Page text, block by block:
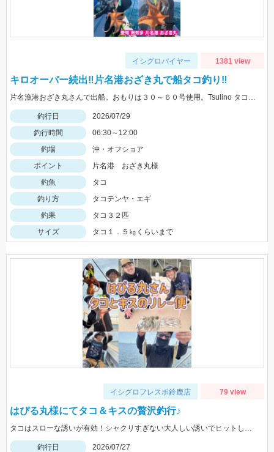
イシグロバイヤー 1381 view
キロオーバー続出‼片名港おざき丸で船タコ釣り‼
片名漁港おざき丸さんで出船。おもりは３０～６０号使用。Tsulino タコエギ大活躍‼白やピンクゼブラ、黄色が特におすすめ！
釣行日
2026/07/29
釣行時間
06:30～12:00
釣場
沖・オフショア
ポイント
片名港 おざき丸様
釣魚
タコ
釣り方
タコテンヤ・エギ
釣果
タコ３２匹
サイズ
タコ１．５㎏くらいまで
イシグロフレスポ鈴鹿店 79 view
はぴる丸様にてタコ＆キスの贅沢釣行♪
タコはスローな誘いが有効！シャクリすぎない大人しい誘いでヒットしました。
釣行日 2026/07/27